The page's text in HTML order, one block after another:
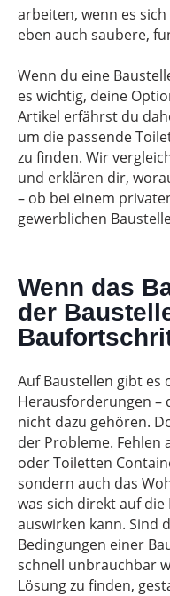
arbeiten, wenn es
eben auch saubere,
Wenn du eine
es wichtig, deine
Artikel erfährst du
um die passende
zu finden. Wir
und erklären dir,
– ob bei einem
gewerblichen
Wenn das
der
Auf Baustellen gibt
Herausforderungen –
nicht dazu gehören.
der Probleme. Fehlen
oder Toiletten
sondern auch das
was sich direkt auf
auswirken kann. Sind
Bedingungen einer
schnell unbrauchbar
Lösung zu finden,